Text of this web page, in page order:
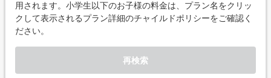
用されます。小学生以下のお子様の料金は、プラン名をクリッ
クして表示されるプラン詳細のチャイルドポリシーをご確認く
ださい。
再検索